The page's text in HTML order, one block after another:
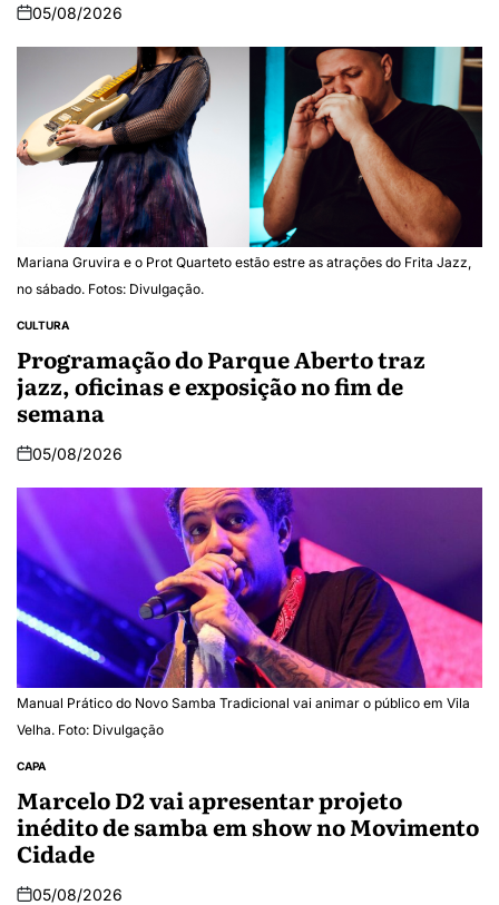
05/08/2026
Mariana Gruvira e o Prot Quarteto estão estre as atrações do Frita Jazz,
no sábado. Fotos: Divulgação.
CULTURA
Programação do Parque Aberto traz
jazz, oficinas e exposição no fim de
semana
05/08/2026
Manual Prático do Novo Samba Tradicional vai animar o público em Vila
Velha. Foto: Divulgação
CAPA
Marcelo D2 vai apresentar projeto
inédito de samba em show no Movimento
Cidade
05/08/2026